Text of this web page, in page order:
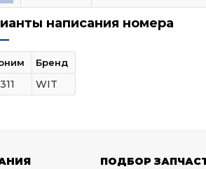
написания номера
Бренд
WIT
ПОДБОР